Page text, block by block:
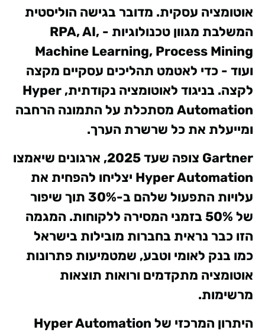
אוטומציה עסקית. מדובר בגישה הוליסטית
המשלבת מגוון טכנולוגיות - RPA, AI,
Machine Learning, Process Mining
ועוד - כדי לאטמט תהליכים עסקיים מקצה
לקצה. בניגוד לאוטומציה נקודתית, Hyper
Automation מסתכלת על התמונה הרחבה
ומייעלת את כל שרשרת הערך.
Gartner צופה שעד 2025, ארגונים שיאמצו
Hyper Automation יצליחו להפחית את
עלויות התפעול שלהם ב-30% תוך שיפור
של 50% בזמני המסירה ללקוחות. המגמה
הזו כבר נראית בחברות מובילות בישראל
כמו בנק לאומי וטבע, שמטמיעות פתרונות
אוטומציה מתקדמים ורואות תוצאות
מרשימות.
היתרון המרכזי של Hyper Automation